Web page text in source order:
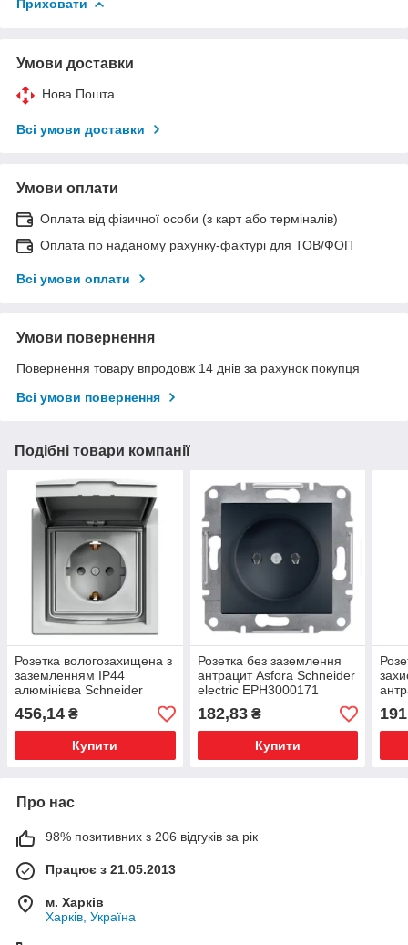
Приховати
Умови доставки
Нова Пошта
Всі умови доставки
Умови оплати
Оплата від фізичної особи (з карт або терміналів)
Оплата по наданому рахунку-фактурі для ТОВ/ФОП
Всі умови оплати
Умови повернення
Повернення товару впродовж 14 днів за рахунок покупця
Всі умови повернення
Подібні товари компанії
Розетка вологозахищена з
заземленням IP44
алюмінієва Schneider
electric Asfora
EPH3100361
456,14 ₴
Купити
Розетка без заземлення
антрацит Asfora Schneider
electric EPH3000171
182,83₴
Купити
Про нас
98% позитивних з 206 відгуків за рік
Працює з 21.05.2013
м. Харків
Харків, Україна